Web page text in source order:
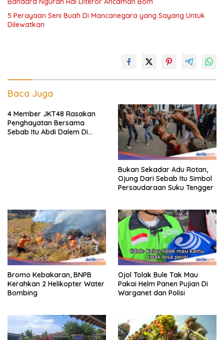
5 Perayaan Seni Buah Di Mancanegara yang Sayang Untuk
Dilewatkan
Baca Juga
4 Member JKT48 Rasakan
Penghayatan Bersama
Sebab Itu Abdi Dalem Di
Bukan Sekadar Adu Rotan,
Ojung Dari Sebab Itu Simbol
Persaudaraan Suku Tengger
Bromo Kebakaran, BNPB
Kerahkan 2 Helikopter Water
Bombing
Ojol Tolak Bule Tak Mau
Pakai Helm Panen Pujian Di
Warganet dan Polisi